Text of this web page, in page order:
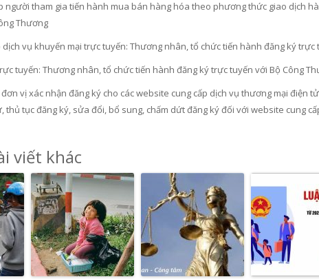
người tham gia tiến hành mua bán hàng hóa theo phương thức giao dịch
Thương
dịch vụ khuyến mại trực tuyến: Thương nhân, tổ chức tiến hành đăng ký trực
tuyến: Thương nhân, tổ chức tiến hành đăng ký trực tuyến với Bộ Công
vị xác nhận đăng ký cho các website cung cấp dịch vụ thương mại điện
thủ tục đăng ký, sửa đổi, bổ sung, chấm dứt đăng ký đối với website cung
viết khác